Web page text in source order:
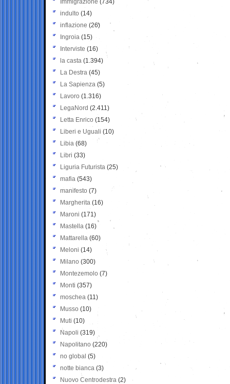
Immigrazione (734)
indulto (14)
inflazione (26)
Ingroia (15)
Interviste (16)
la casta (1.394)
La Destra (45)
La Sapienza (5)
Lavoro (1.316)
LegaNord (2.411)
Letta Enrico (154)
Liberi e Uguali (10)
Libia (68)
Libri (33)
Liguria Futurista (25)
mafia (543)
manifesto (7)
Margherita (16)
Maroni (171)
Mastella (16)
Mattarella (60)
Meloni (14)
Milano (300)
Montezemolo (7)
Monti (357)
moschea (11)
Musso (10)
Muti (10)
Napoli (319)
Napolitano (220)
no global (5)
notte bianca (3)
Nuovo Centrodestra (2)